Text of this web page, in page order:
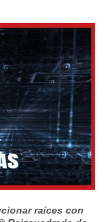
raíces con